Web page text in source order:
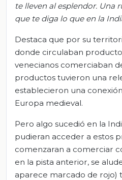
te lleven al esplendor. Una
que te diga lo queen la
Destaca que por su
donde circulaban
venecianos comerciaban
productos tuvieron una
establecieron una
Europa medieval.
Pero algo sucedió en la
pudieran acceder a estos
comenzaran a comerciar
en la pista anterior, se
aparece marcado de rojo)